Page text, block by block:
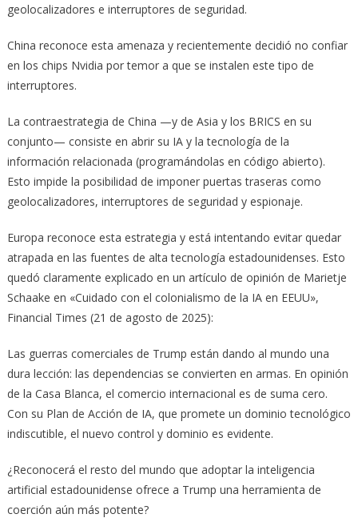
geolocalizadores e interruptores de seguridad.
China reconoce esta amenaza y recientemente decidió no confiar
en los chips Nvidia por temor a que se instalen este tipo de
interruptores.
La contraestrategia de China —y de Asia y los BRICS en su
conjunto— consiste en abrir su IA y la tecnología de la
información relacionada (programándolas en código abierto).
Esto impide la posibilidad de imponer puertas traseras como
geolocalizadores, interruptores de seguridad y espionaje.
Europa reconoce esta estrategia y está intentando evitar quedar
atrapada en las fuentes de alta tecnología estadounidenses. Esto
quedó claramente explicado en un artículo de opinión de Marietje
Schaake en «Cuidado con el colonialismo de la IA en EEUU»,
Financial Times (21 de agosto de 2025):
Las guerras comerciales de Trump están dando al mundo una
dura lección: las dependencias se convierten en armas. En opinión
de la Casa Blanca, el comercio internacional es de suma cero.
Con su Plan de Acción de IA, que promete un dominio tecnológico
indiscutible, el nuevo control y dominio es evidente.
¿Reconocerá el resto del mundo que adoptar la inteligencia
artificial estadounidense ofrece a Trump una herramienta de
coerción aún más potente?